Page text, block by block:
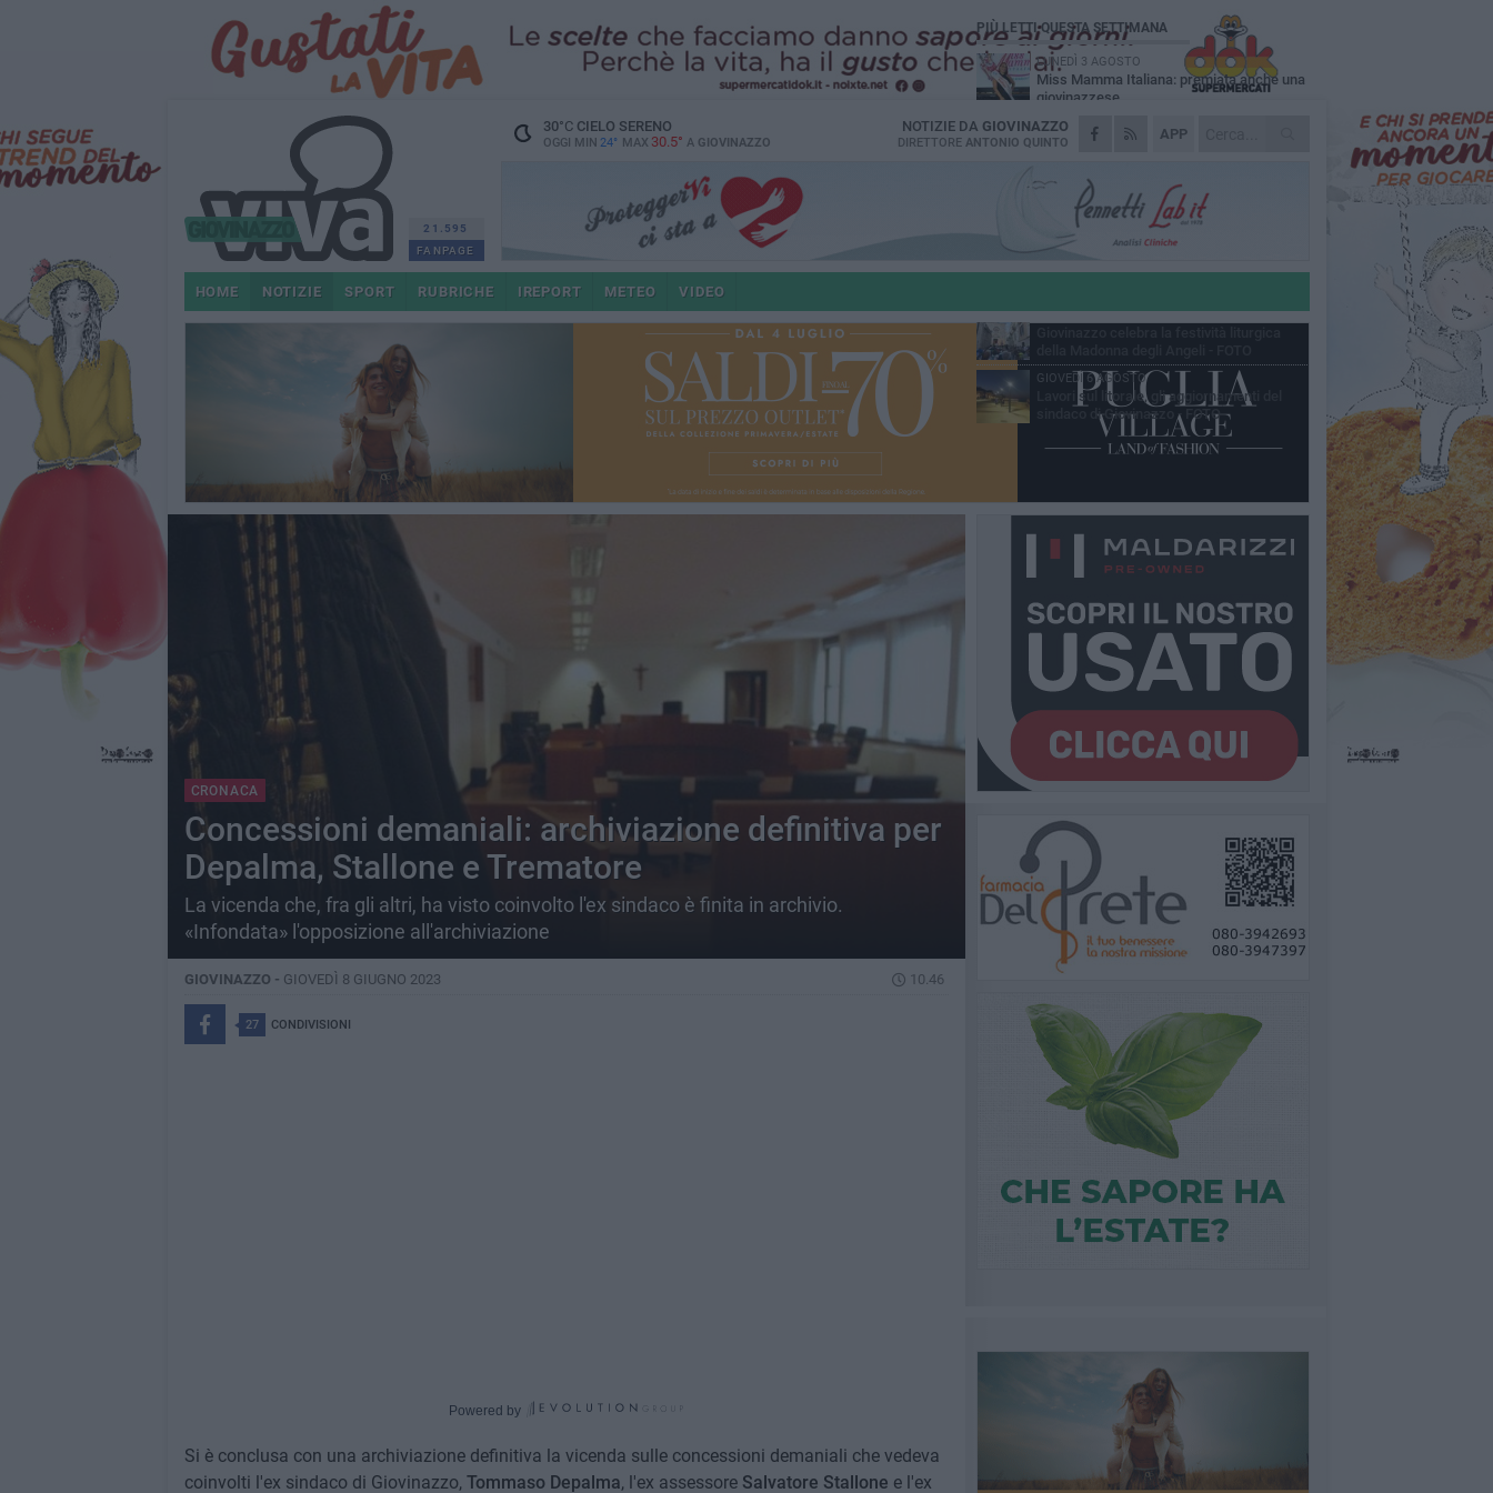
21.595
FANPAGE
30°CCIELO SERENO
OGGI MIN 24° MAX 30.5° A GIOVINAZZO
APP
NOTIZIE DA GIOVINAZZO
DIRETTORE ANTONIO QUINTO
HOME NOTIZIE SPORT RUBRICHE IREPORT METEO VIDEO
CRONACA
Concessioni demaniali: archiviazione definitiva per
Depalma, Stallone e Trematore
La vicenda che, fra gli altri, ha visto coinvolto l'ex sindaco è finita in archivio.
«Infondata» l'opposizione all'archiviazione
GIOVINAZZO - GIOVEDÌ 8 GIUGNO 2023 10.46
27 CONDIVISIONI
Powered by
Si è conclusa con una archiviazione definitiva la vicenda sulle concessioni demaniali che vedeva
coinvolti l'ex sindaco di Giovinazzo, Tommaso Depalma, l'ex assessore Salvatore Stallone e l'ex
PIÙ LETTI QUESTA SETTIMANA
LUNEDÌ 3 AGOSTO
Miss Mamma Italiana: premiata anche una
giovinazzese
MARTEDÌ 4 AGOSTO
Liquidi oleosi sul litorale di Giovinazzo,
MERCOLEDÌ 5 AGOSTO
Problemi raccolta plastica in Puglia:
l'assessora Ciliento prova a spegnere le
LUNEDÌ 3 AGOSTO
«Giovinazzo, a che punto siamo?»:
MARTEDÌ 4 AGOSTO
GIOVEDÌ 6 AGOSTO
Lavori sul litorale, gli aggiornamenti del
sindaco di Giovinazzo - FOTO